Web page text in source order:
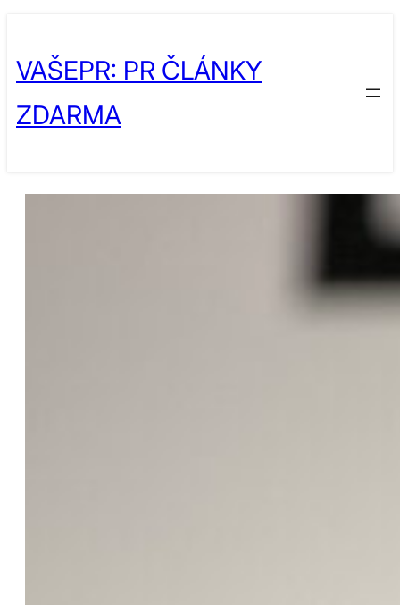
obsah
content
VAŠEPR: PR ČLÁNKY
ZDARMA